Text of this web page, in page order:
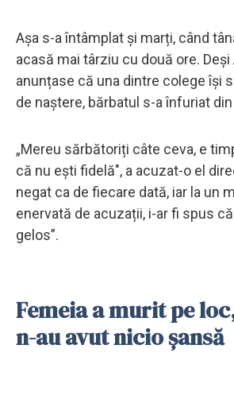
Așa s-a întâmplat și marți, când
acasă mai târziu cu două ore. Deși
anunțase că una dintre colege își
de naștere, bărbatul s-a înfuriat
„Mereu sărbătoriți câte ceva, e
că nu ești fidelă", a acuzat-o el
negat ca de fiecare dată, iar la un
enervată de acuzații, i-ar fi spus
gelos”.
Femeia a murit pe
n-au avut nicio șansă